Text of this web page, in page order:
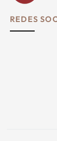
REDES